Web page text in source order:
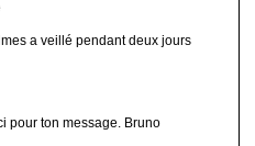
a veillé pendant deux jours
pour ton message. Bruno